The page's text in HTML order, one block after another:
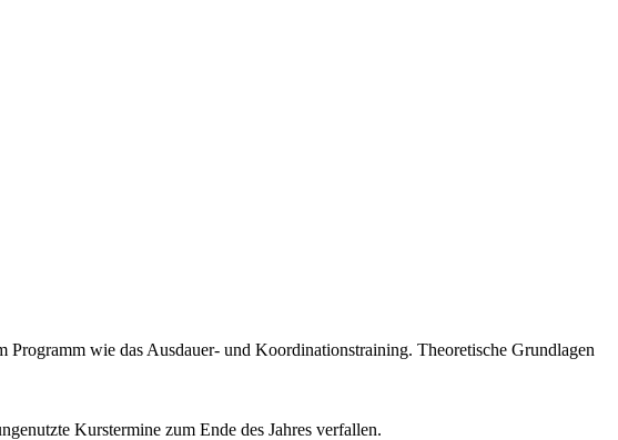
wie das Ausdauer- und Koordinationstraining. Theoretische Grundlagen
Kurstermine zum Ende des Jahres verfallen.